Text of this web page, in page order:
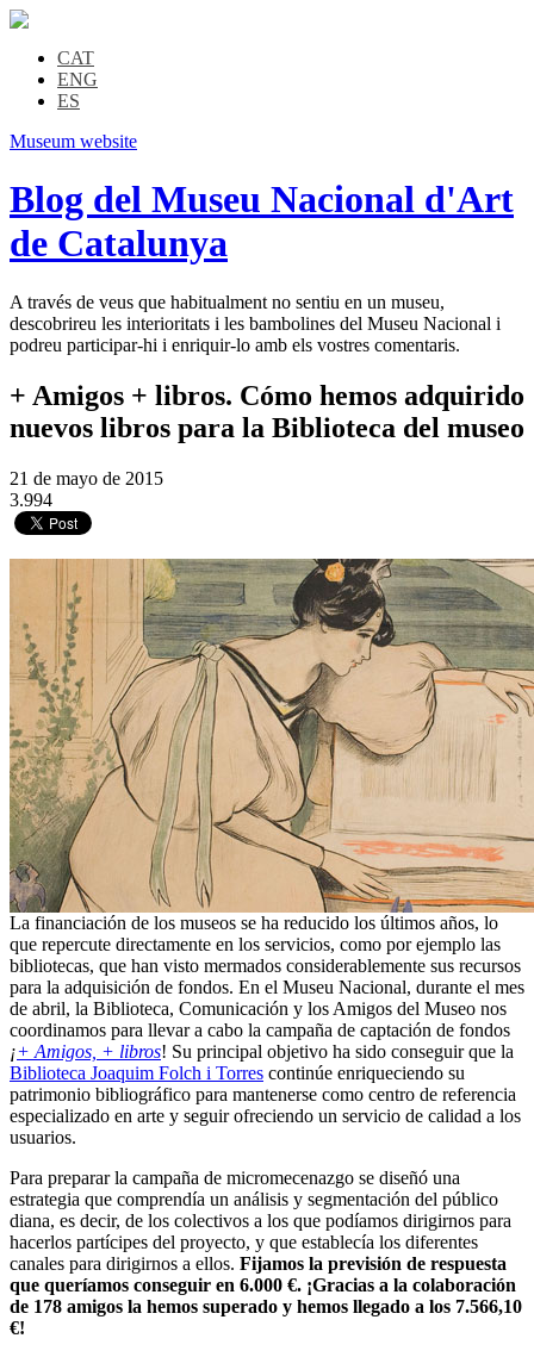
CAT
ENG
ES
Museum website
Blog del Museu Nacional d'Art
de Catalunya
A través de veus que habitualment no sentiu en un museu,
descobrireu les interioritats i les bambolines del Museu Nacional i
podreu participar-hi i enriquir-lo amb els vostres comentaris.
+ Amigos + libros. Cómo hemos adquirido
nuevos libros para la Biblioteca del museo
21 de mayo de 2015
3.994
La financiación de los museos se ha reducido los últimos años, lo
que repercute directamente en los servicios, como por ejemplo las
bibliotecas, que han visto mermados considerablemente sus recursos
para la adquisición de fondos. En el Museu Nacional, durante el mes
de abril, la Biblioteca, Comunicación y los Amigos del Museo nos
coordinamos para llevar a cabo la campaña de captación de fondos
¡+ Amigos, + libros! Su principal objetivo ha sido conseguir que la
Biblioteca Joaquim Folch i Torres continúe enriqueciendo su
patrimonio bibliográfico para mantenerse como centro de referencia
especializado en arte y seguir ofreciendo un servicio de calidad a los
usuarios.
Para preparar la campaña de micromecenazgo se diseñó una
estrategia que comprendía un análisis y segmentación del público
diana, es decir, de los colectivos a los que podíamos dirigirnos para
hacerlos partícipes del proyecto, y que establecía los diferentes
canales para dirigirnos a ellos. Fijamos la previsión de respuesta
que queríamos conseguir en 6.000 €. ¡Gracias a la colaboración
de 178 amigos la hemos superado y hemos llegado a los 7.566,10
€!